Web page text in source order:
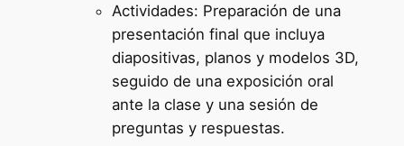
Actividades: Preparación de una
presentación final que incluya
diapositivas, planos y modelos 3D,
seguido de una exposición oral
ante la clase y una sesión de
preguntas y respuestas.